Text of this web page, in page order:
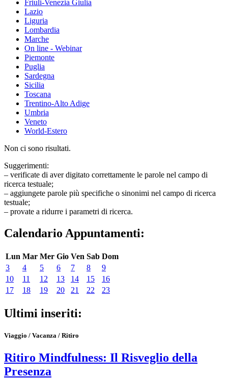
Friuli-Venezia Giulia
Lazio
Liguria
Lombardia
Marche
On line - Webinar
Piemonte
Puglia
Sardegna
Sicilia
Toscana
Trentino-Alto Adige
Umbria
Veneto
World-Estero
Non ci sono risultati.
Suggerimenti:
– verificate di aver digitato correttamente le parole nel campo di
ricerca testuale;
– aggiungete parole più specifiche o sinonimi nel campo di ricerca
testuale;
– provate a ridurre i parametri di ricerca.
Calendario Appuntamenti:
Lun Mar Mer Gio Ven Sab Dom
3
4 5 6 7 8
9
10
11 12 13 14 15
16
17
18 19 20 21 22 23
Ultimi inseriti:
Viaggio / Vacanza / Ritiro
Ritiro Mindfulness: Il Risveglio della
Presenza